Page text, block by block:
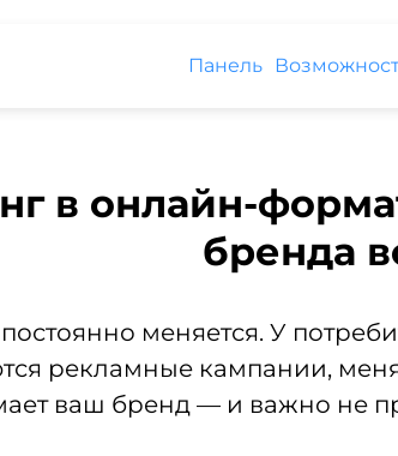
Панель
в онлайн-
бренда
меняется. У
рекламные кампании,
ваш бренд — и важно не